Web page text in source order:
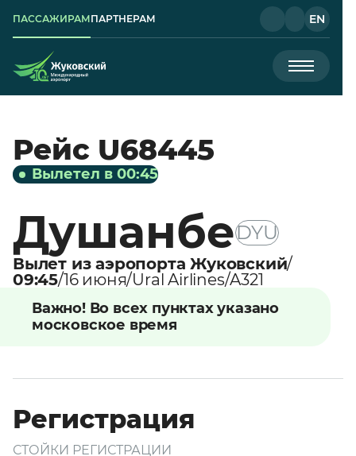
ПАССАЖИРАМПАРТНЕРАМ EN
Рейс U68445
Вылетел в 00:45
ДушанбеDYU
Вылет из аэропорта Жуковский
09:45 16 июня Ural Airlines A321
Важно! Во всех пунктах указано
московское время
Регистрация
СТОЙКИ РЕГИСТРАЦИИ